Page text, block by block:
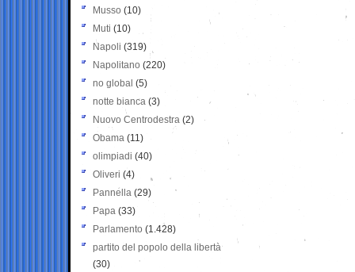
Musso (10)
Muti (10)
Napoli (319)
Napolitano (220)
no global (5)
notte bianca (3)
Nuovo Centrodestra (2)
Obama (11)
olimpiadi (40)
Oliveri (4)
Pannella (29)
Papa (33)
Parlamento (1.428)
partito del popolo della libertà
(30)